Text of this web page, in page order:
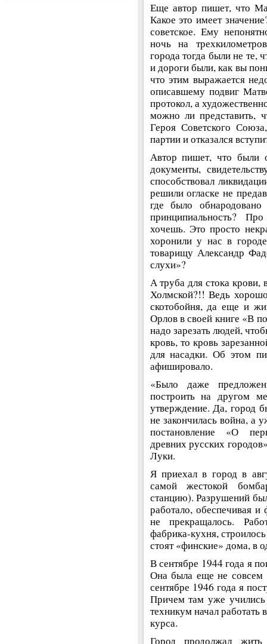
Еще автор пишет, что
Какое это имеет
советское. Ему
ночь на
города тогда были не те,
и дороги были, как вы
что этим выражается
описавшему подвиг
протокол, а
можно ли представить,
Героя Советского
партии и отказался
Автор пишет, что были
документы,
способствовал
решили огласке не
где было
принципиальность?
хочешь. Это просто
хоронили у нас в
товарищу Александр
слухи»?
А труба для стока крови,
Холмской?!! Ведь
скотобойня, да еще и
Орлов в своей книге «В
надо зарезать людей,
кровь, то кровь
для насадки. Об этом
афишировало.
«Было даже
построить на другом
утверждение. Да, город
не закончилась война, а
постановление «О
древних русских
Луки.
Я приехал в город в
самой жестокой
станцию). Разрушений
работало, обеспечивая
не прекращалось.
фабрика-кухня,
стоят «финские» дома, в
В сентябре 1944 года я
Она была еще не совсем
сентябре 1946 года я
Причем там уже учились
техникум начал
курса.
Город продолжал